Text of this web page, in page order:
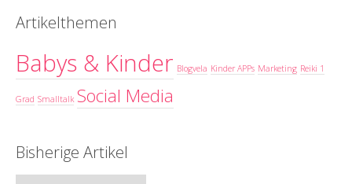
Artikelthemen
Babys & Kinder Blogvela Kinder APPs Marketing Reiki 1
Grad Smalltalk Social Media
Bisherige Artikel